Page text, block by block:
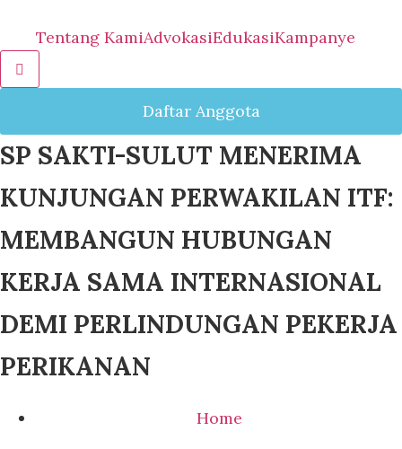
Tentang KamiAdvokasiEdukasiKampanye
Hamburger Toggle Menu
Daftar Anggota
SP SAKTI-SULUT MENERIMA
KUNJUNGAN PERWAKILAN ITF:
MEMBANGUN HUBUNGAN
KERJA SAMA INTERNASIONAL
DEMI PERLINDUNGAN PEKERJA
PERIKANAN
Home